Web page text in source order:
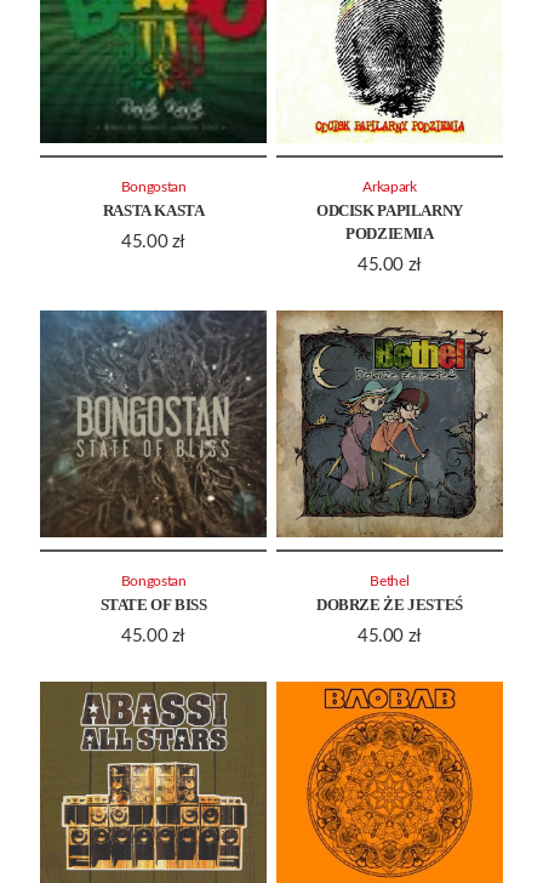
RASTA KASTA
45.00 zł
Bongostan
ODCISK PAPILARNY
PODZIEMIA
45.00 zł
Arkapark
STATE OF BISS
45.00 zł
Bongostan
DOBRZE ŻE JESTEŚ
45.00 zł
Bethel